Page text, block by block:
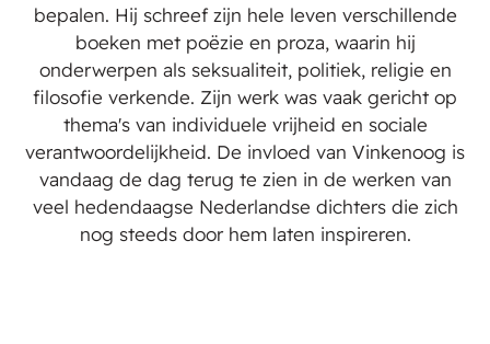
bepalen. Hij schreef zijn hele leven verschillende
boeken met poëzie en proza, waarin hij
onderwerpen als seksualiteit, politiek, religie en
filosofie verkende. Zijn werk was vaak gericht op
thema's van individuele vrijheid en sociale
verantwoordelijkheid. De invloed van Vinkenoog is
vandaag de dag terug te zien in de werken van
veel hedendaagse Nederlandse dichters die zich
nog steeds door hem laten inspireren.